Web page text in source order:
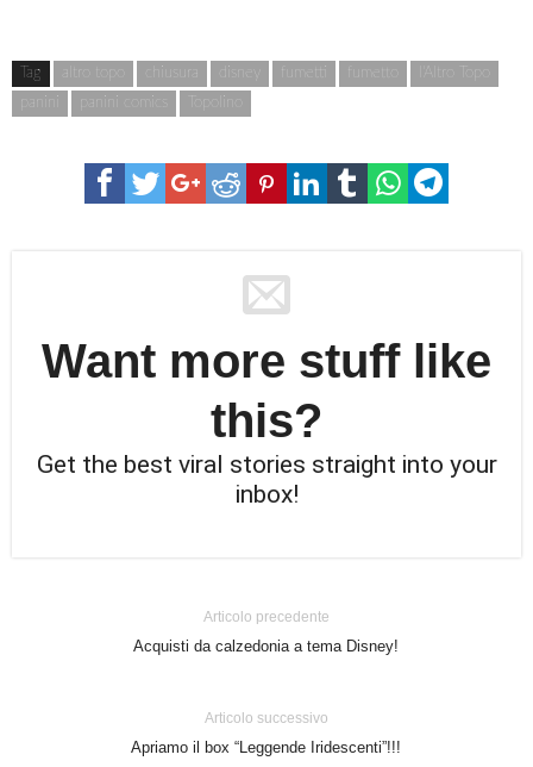
Tag altro topo chiusura disney fumetti fumetto
l'Altro Topo
panini
panini comics Topolino
Want more stuff like
this?
Get the best viral stories straight into your
inbox!
Articolo precedente
Acquisti da calzedonia a tema Disney!
Articolo successivo
Apriamo il box “Leggende Iridescenti”!!!